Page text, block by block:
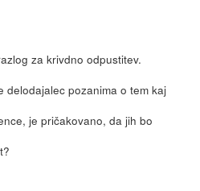
za krivdno odpustitev.
delodajalec pozanima o tem kaj
je pričakovano, da jih bo